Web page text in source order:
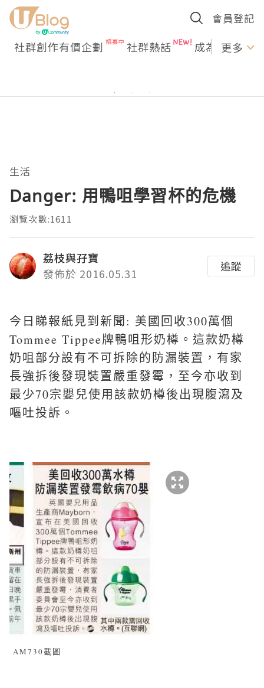
會員登記
社群創作有價企劃 社群熱話 成為U更多
生活
Danger: 用鴨咀學習杯的危機
瀏覽次數:1611
荔枝與孖寶
發佈於 2016.05.31
追蹤
今日睇報紙見到新聞: 美國回收300萬個
Tommee Tippee牌鴨咀形奶樽。這款奶樽
奶咀部分設有不可拆除的防漏裝置，有家
長強拆後發現裝置嚴重發霉，至今亦收到
最少70宗嬰兒使用該款奶樽後出現腹瀉及
嘔吐投訴。
AM730截圖